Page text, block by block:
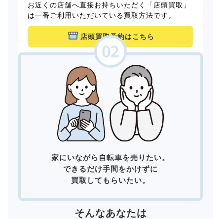
お近くの店舗へ直接お持ちいただく「店頭買取」
は一番ご利用いただいている買取方法です。
店頭買取予約はこちら
家にいながら自転車を売りたい。
できるだけ手間をかけずに
買取してもらいたい。
そんなあなたは